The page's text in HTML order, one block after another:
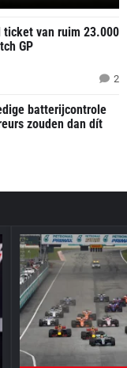
ticket van ruim 23.000
GP
2
batterijcontrole
zouden dan dít